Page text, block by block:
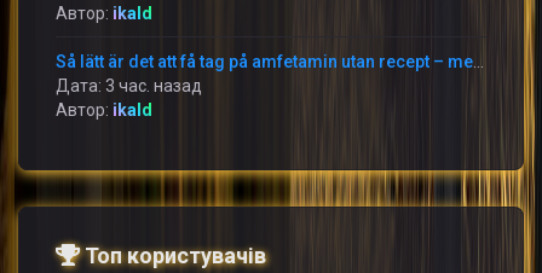
Автор: ikald
Дата: 3 час. назад
Автор: ikald
Топ користувачів